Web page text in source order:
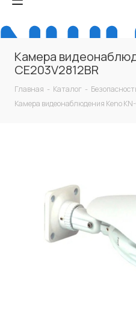
Камера
CE203V2812BR
Главная - Каталог -
Камера видеонаблюдения Keno